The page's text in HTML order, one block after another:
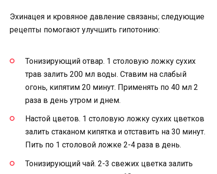
Эхинацея и кровяное давление связаны; следующие
рецепты помогают улучшить гипотонию:
Тонизирующий отвар. 1 столовую ложку сухих
трав залить 200 мл воды. Ставим на слабый
огонь, кипятим 20 минут. Применять по 40 мл 2
раза в день утром и днем.
Настой цветов. 1 столовую ложку сухих цветков
залить стаканом кипятка и отставить на 30 минут.
Пить по 1 столовой ложке 2-4 раза в день.
Тонизирующий чай. 2-3 свежих цветка залить